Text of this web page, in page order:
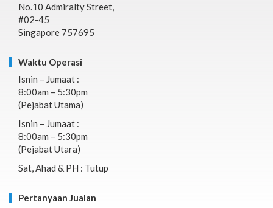
No.10 Admiralty Street,
#02-45
Singapore 757695
Waktu Operasi
Isnin – Jumaat :
8:00am – 5:30pm
(Pejabat Utama)
Isnin – Jumaat :
8:00am – 5:30pm
(Pejabat Utara)
Sat, Ahad & PH : Tutup
Pertanyaan Jualan